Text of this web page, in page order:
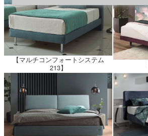
【マルチコンフォートシステム
213】